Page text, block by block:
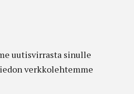
uutisvirrasta sinulle
verkkolehtemme